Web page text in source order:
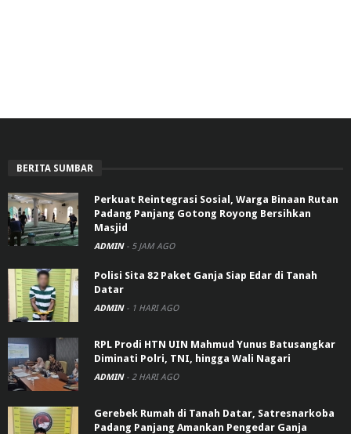
BERITA SUMBAR
Perkuat Reintegrasi Sosial, Warga Binaan Rutan
Padang Panjang Gotong Royong Bersihkan
Masjid
ADMIN - 5 JAM AGO
Polisi Sita 82 Paket Ganja Siap Edar di Tanah
Datar
ADMIN - 1 HARI AGO
RPL Prodi HTN UIN Mahmud Yunus Batusangkar
Diminati Polri, TNI, hingga Wali Nagari
ADMIN - 2 HARI AGO
Gerebek Rumah di Tanah Datar, Satresnarkoba
Padang Panjang Amankan Pengedar Ganja